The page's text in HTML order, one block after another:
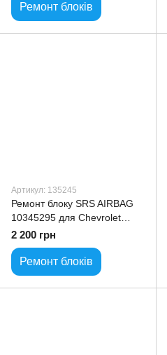
Ремонт блоків
Артикул: 135245
Ремонт блоку SRS AIRBAG
10345295 для Chevrolet
MonteCarlo
2 200 грн
Ремонт блоків